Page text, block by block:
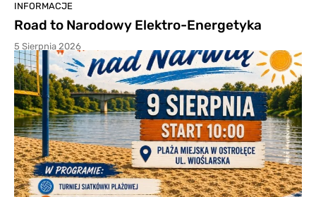
INFORMACJE
Road to Narodowy Elektro-Energetyka
5 Sierpnia 2026